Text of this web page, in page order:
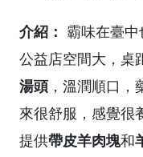
介紹： 霸味在臺中
公益店空間大，桌
湯頭，溫潤順口，
來很舒服，感覺很
提供帶皮羊肉塊和